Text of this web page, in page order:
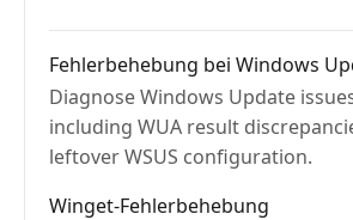
Fehlerbehebung bei Windows
Diagnose Windows Update
including WUA result
leftover WSUS configuration.
Winget-Fehlerbehebung